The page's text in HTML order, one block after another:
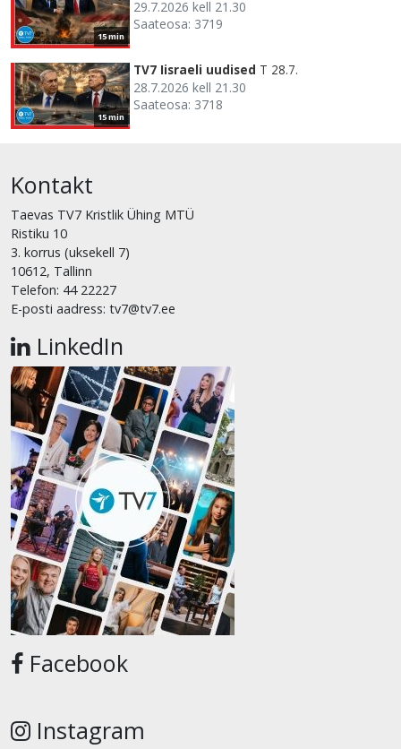
15 min
29.7.2026 kell 21.30
Saateosa: 3719
15 min
TV7 Iisraeli uudised T 28.7.
28.7.2026 kell 21.30
Saateosa: 3718
Kontakt
Taevas TV7 Kristlik Ühing MTÜ
Ristiku 10
3. korrus (uksekell 7)
10612, Tallinn
Telefon: 44 22227
E-posti aadress: tv7@tv7.ee
LinkedIn
Facebook
Instagram